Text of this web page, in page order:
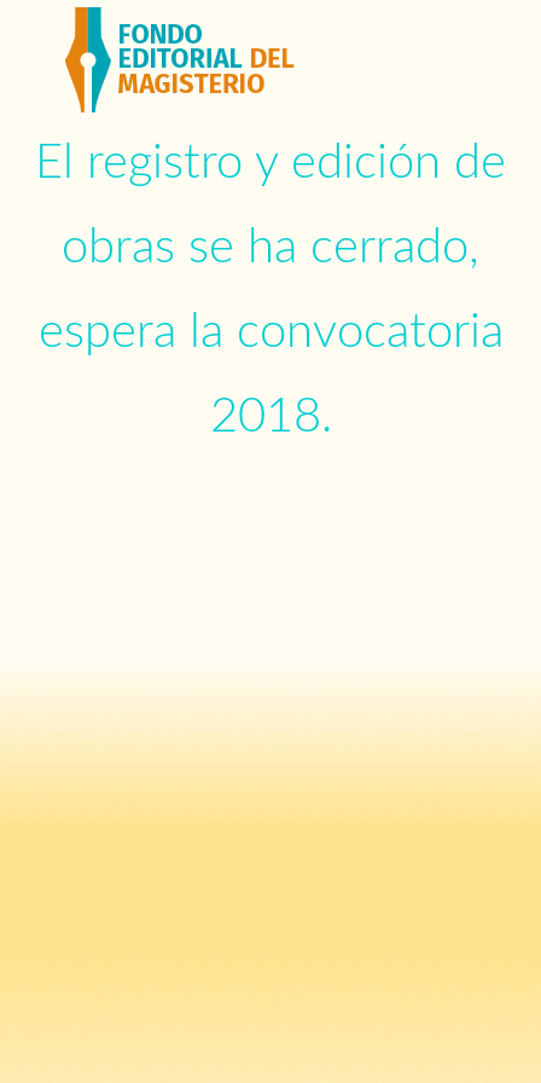
El registro y edición de
obras se ha cerrado,
espera la convocatoria
2018.